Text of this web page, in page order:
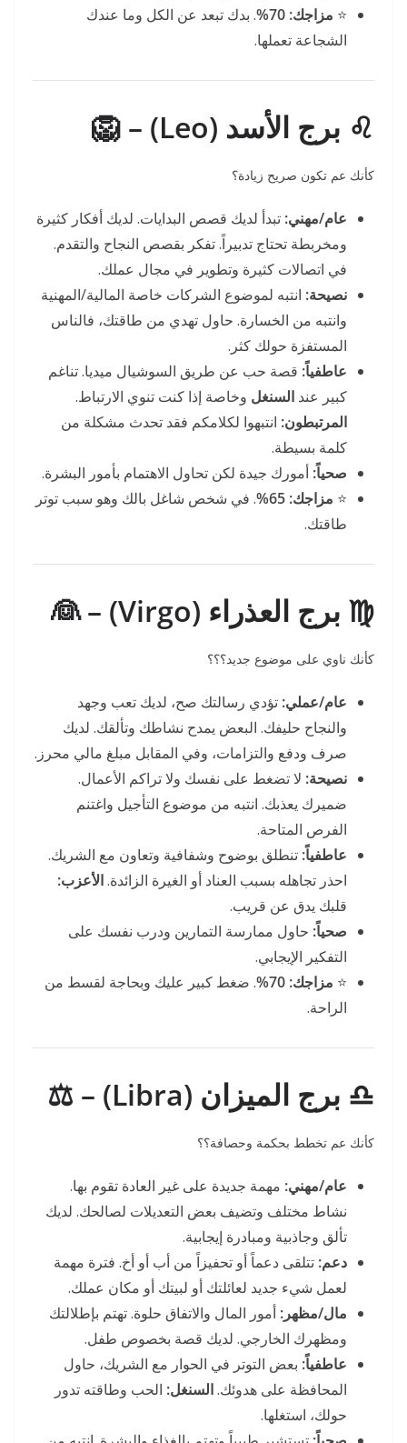
⭐ مزاجك: 70%
. بدك تبعد عن الكل وما عندك
الشجاعة تعملها.
♌ برج الأسد (Leo) – 🦁
كأنك عم تكون صريح زيادة؟
عام/مهني: تبدأ لديك قصص البدايات. لديك أفكار كثيرة
ومخربطة تحتاج تدبيراً. تفكر بقصص النجاح والتقدم.
في اتصالات كثيرة وتطوير في مجال عملك.
نصيحة: انتبه لموضوع الشركات خاصة المالية/المهنية
وانتبه من الخسارة. حاول تهدي من طاقتك، فالناس
المستفزة حولك كثر.
عاطفياً: قصة حب عن طريق السوشيال ميديا. تناغم
كبير عند السنغل وخاصة إذا كنت تنوي الارتباط.
المرتبطون: انتبهوا لكلامكم فقد تحدث مشكلة من
كلمة بسيطة.
صحياً: أمورك جيدة لكن تحاول الاهتمام بأمور البشرة.
⭐ مزاجك: 65%
. في شخص شاغل بالك وهو سبب توتر
طاقتك.
♍ برج العذراء (Virgo) – 👰
كأنك ناوي على موضوع جديد؟؟؟
عام/عملي: تؤدي رسالتك صح، لديك تعب وجهد
والنجاح حليفك. البعض يمدح نشاطك وتألقك. لديك
صرف ودفع والتزامات، وفي المقابل مبلغ مالي محرز.
نصيحة: لا تضغط على نفسك ولا تراكم الأعمال.
ضميرك يعذبك. انتبه من موضوع التأجيل واغتنم
الفرص المتاحة.
عاطفياً: تنطلق بوضوح وشفافية وتعاون مع الشريك.
احذر تجاهله بسبب العناد أو الغيرة الزائدة.الأعزب:
قلبك يدق عن قريب.
صحياً: حاول ممارسة التمارين ودرب نفسك على
التفكير الإيجابي.
⭐ مزاجك: 70%
. ضغط كبير عليك وبحاجة لقسط من
الراحة.
♎ برج الميزان (Libra) – ⚖️
كأنك عم تخطط بحكمة وحصافة؟؟
عام/مهني: مهمة جديدة على غير العادة تقوم بها.
نشاط مختلف وتضيف بعض التعديلات لصالحك. لديك
تألق وجاذبية ومبادرة إيجابية.
دعم: تتلقى دعماً أو تحفيزاً من أب أو أخ. فترة مهمة
لعمل شيء جديد لعائلتك أو لبيتك أو مكان عملك.
مال/مظهر: أمور المال والاتفاق حلوة. تهتم بإطلالتك
ومظهرك الخارجي. لديك قصة بخصوص طفل.
عاطفياً: بعض التوتر في الحوار مع الشريك، حاول
المحافظة على هدوئك.السنغل: الحب وطاقته تدور
حولك، استغلها.